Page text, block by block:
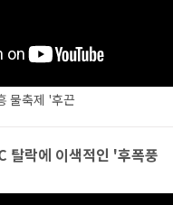
물축제 '후끈
탈락에 이색적인 '후폭풍